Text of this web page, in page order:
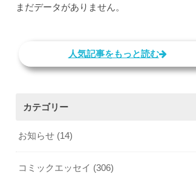
まだデータがありません。
人気記事をもっと読む
カテゴリー
お知らせ (14)
コミックエッセイ (306)